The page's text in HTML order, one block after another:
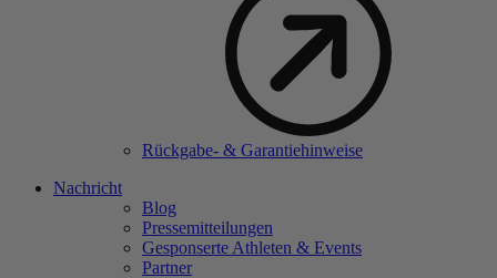
Rückgabe- & Garantiehinweise
Nachricht
Blog
Pressemitteilungen
Gesponserte Athleten & Events
Partner